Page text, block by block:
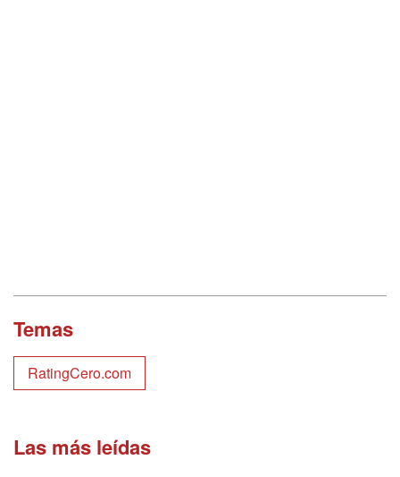
Temas
RatingCero.com
Las más leídas